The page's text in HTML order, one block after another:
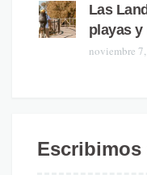
Las
playas y
noviembre